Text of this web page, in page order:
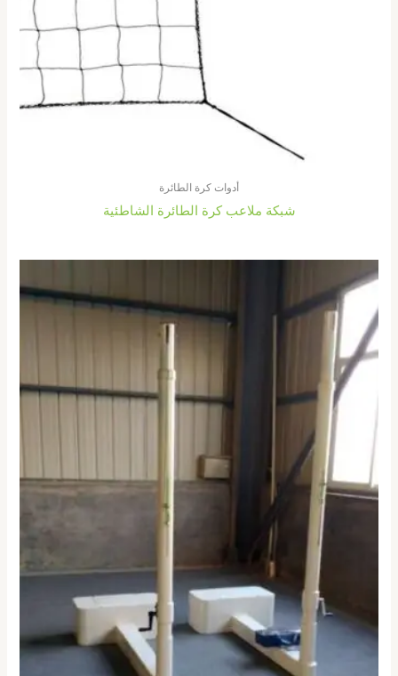
أدوات كرة الطائرة
شبكة ملاعب كرة الطائرة الشاطئية